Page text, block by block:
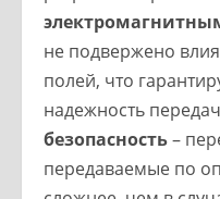
не подвержено
полей, что
надежность
безопасность–
передаваемые по